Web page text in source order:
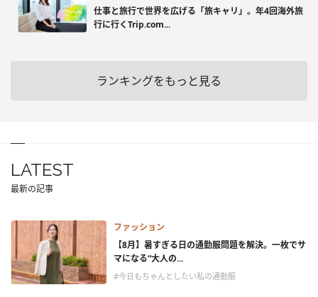
仕事と旅行で世界を広げる「旅キャリ」。年4回海外旅
行に行くTrip.com...
ランキングをもっと見る
LATEST
最新の記事
ファッション
【8月】暑すぎる日の通勤服問題を解決。一枚でサ
マになる“大人の...
#今日もちゃんとしたい私の通勤服